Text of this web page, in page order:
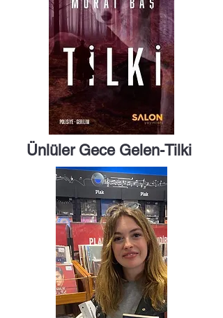
Ünlüler Gece Gelen-Tilki